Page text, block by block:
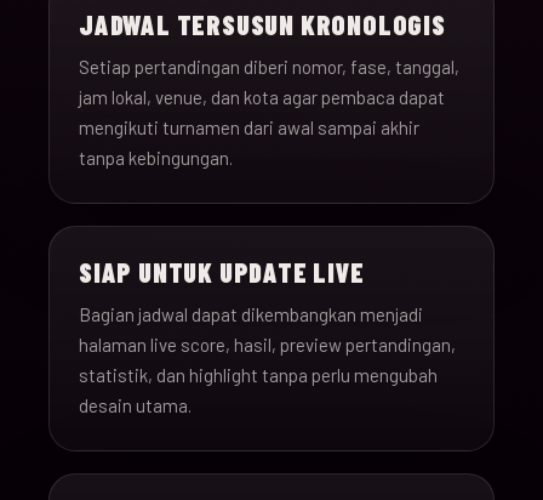
JADWAL TERSUSUN KRONOLOGIS
Setiap pertandingan diberi nomor, fase, tanggal,
jam lokal, venue, dan kota agar pembaca dapat
mengikuti turnamen dari awal sampai akhir
tanpa kebingungan.
SIAP UNTUK UPDATE LIVE
Bagian jadwal dapat dikembangkan menjadi
halaman live score, hasil, preview pertandingan,
statistik, dan highlight tanpa perlu mengubah
desain utama.